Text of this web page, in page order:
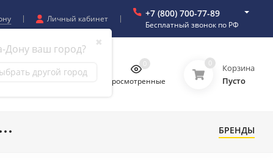
✖
Дону ваш город?
другой город
Личный кабинет +7 (800) 700-77-89
Бесплатный звонок по РФ
Просмотренные
0 0
Корзина
Пусто
БРЕНДЫ